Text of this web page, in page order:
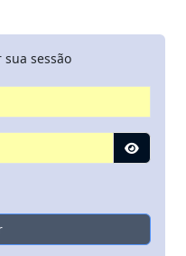
sessão